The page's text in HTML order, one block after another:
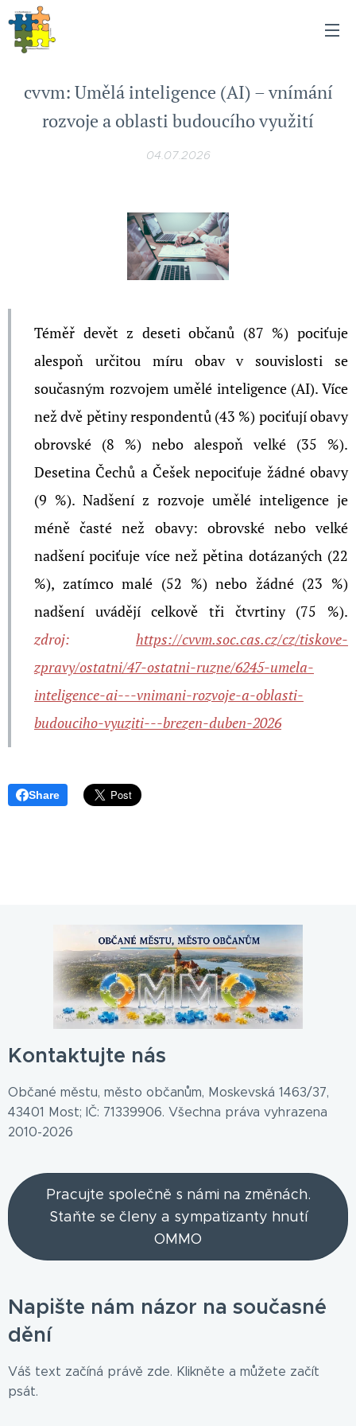
cvvm: Umělá inteligence (AI) – vnímání
rozvoje a oblasti budoucího využití
04.07.2026
Téměř devět z deseti občanů (87 %) pociťuje
alespoň určitou míru obav v souvislosti se
současným rozvojem umělé inteligence (AI). Více
než dvě pětiny respondentů (43 %) pociťují obavy
obrovské (8 %) nebo alespoň velké (35 %).
Desetina Čechů a Češek nepociťuje žádné obavy
(9 %). Nadšení z rozvoje umělé inteligence je
méně časté než obavy: obrovské nebo velké
nadšení pociťuje více než pětina dotázaných (22
%), zatímco malé (52 %) nebo žádné (23 %)
nadšení uvádějí celkově tři čtvrtiny (75 %).
zdroj: https://cvvm.soc.cas.cz/cz/tiskove-
zpravy/ostatni/47-ostatni-ruzne/6245-umela-
inteligence-ai---vnimani-rozvoje-a-oblasti-
budouciho-vyuziti---brezen-duben-2026
Share
Kontaktujte nás
Občané městu, město občanům, Moskevská 1463/37,
43401 Most; IČ: 71339906. Všechna práva vyhrazena
2010-2026
Pracujte společně s námi na změnách.
Staňte se členy a sympatizanty hnutí
OMMO
Napište nám názor na současné
dění
Váš text začíná právě zde. Klikněte a můžete začít
psát.